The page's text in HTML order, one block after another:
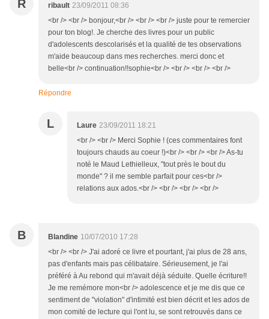
R ribault 23/09/2011 08:36
<br /> <br /> bonjour,<br /> <br /> <br /> juste pour te remercier
pour ton blog!. Je cherche des livres pour un public
d'adolescents descolarisés et la qualité de tes observations
m'aide beaucoup dans mes recherches. merci donc et
belle<br /> continuation!!sophie<br /> <br /> <br /> <br />
Répondre
L Laure 23/09/2011 18:21
<br /> <br /> Merci Sophie ! (ces commentaires font
toujours chauds au coeur !)<br /> <br /> <br /> As-tu
noté le Maud Lethielleux, "tout près le bout du
monde" ? il me semble parfait pour ces<br />
relations aux ados.<br /> <br /> <br /> <br />
B Blandine 10/07/2010 17:28
<br /> <br /> J'ai adoré ce livre et pourtant, j'ai plus de 28 ans,
pas d'enfants mais pas célibataire. Sérieusement, je l'ai
préféré à Au rebond qui m'avait déjà séduite. Quelle écriture!!
Je me remémore mon<br /> adolescence et je me dis que ce
sentiment de "violation" d'intimité est bien décrit et les ados de
mon comité de lecture qui l'ont lu, se sont retrouvés dans ce